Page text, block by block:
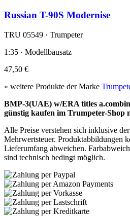
Russian T-90S Modernise
TRU 05549 · Trumpeter
1:35 · Modellbausatz
47,50 €
» weitere Produkte der Marke
BMP-3(UAE) w/ERA titles
günstig kaufen im Trumpeter-Shop
Alle Preise verstehen sich inklusive
Mehrwertsteuer. Produktabbildungen
Lieferumfang abweichen.
sind technisch bedingt möglich.